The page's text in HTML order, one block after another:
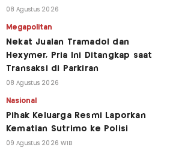
08 Agustus 2026
Megapolitan
Nekat Jualan Tramadol dan
Hexymer, Pria Ini Ditangkap saat
Transaksi di Parkiran
08 Agustus 2026
Nasional
Pihak Keluarga Resmi Laporkan
Kematian Sutrimo ke Polisi
09 Agustus 2026 WIB